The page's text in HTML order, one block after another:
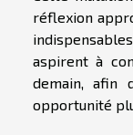
réflexion
aspirent à
demain, afin
opportunité